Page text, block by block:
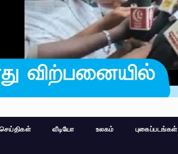
வீடியோ உலகம் புகைப்படங்கள்